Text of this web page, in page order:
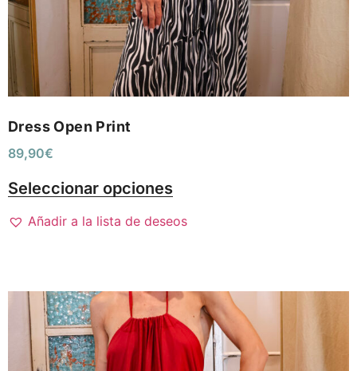
Dress Open Print
89,90€
Seleccionar opciones
Añadir a la lista de deseos